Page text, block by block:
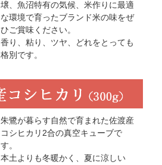
壌、魚沼特有の気候、米作りに最適
な環境で育ったブランド米の味をぜ
ひご賞味ください。
香り、粘り、ツヤ、どれをとっても
格別です。
朱鷺が暮らす自然で育まれた佐渡産
コシヒカリ2合の真空キューブで
す。
本土よりも冬暖かく、夏に涼しい